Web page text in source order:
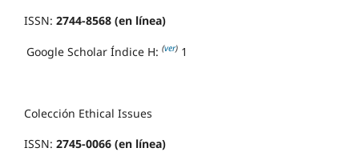
ISSN: 2744-8568 (en línea)
Google Scholar Índice H: (ver) 1
Colección Ethical Issues
ISSN: 2745-0066 (en línea)